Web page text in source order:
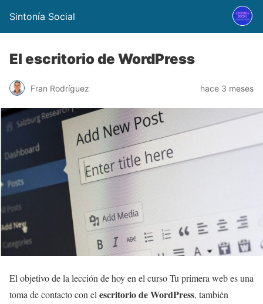
Sintonía Social
El escritorio de WordPress
Fran Rodríguez hace 3 meses
El objetivo de la lección de hoy en el curso Tu primera web es una
toma de contacto con el escritorio de WordPress, también